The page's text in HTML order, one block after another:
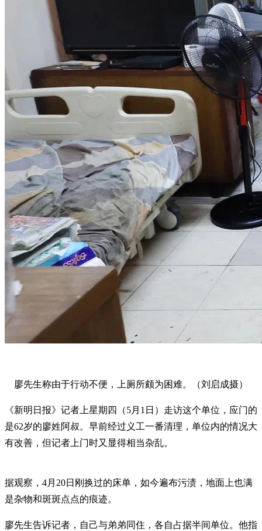
廖先生称由于行动不便，上厕所颇为困难。（刘启成摄）
《新明日报》记者上星期四（5月1日）走访这个单位，应门的
是62岁的廖姓阿叔。早前经过义工一番清理，单位内的情况大
有改善，但记者上门时又显得相当杂乱。
据观察，4月20日刚换过的床单，如今遍布污渍，地面上也满
是杂物和斑斑点点的痕迹。
廖先生告诉记者，自己与弟弟同住，各自占据半间单位。他指